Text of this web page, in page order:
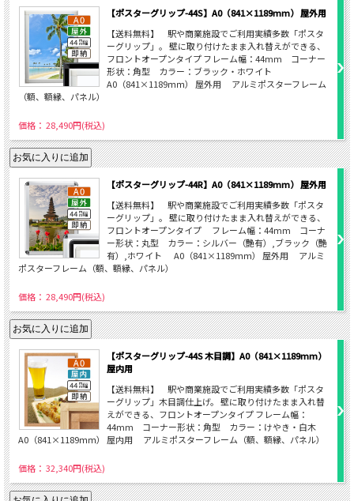
【ポスターグリップ-44S】A0（841×1189mm） 屋外用
【送料無料】 駅や商業施設でご利用実績多数「ポスタ
ーグリップ」。 壁に取り付けたまま入れ替えができる、
フロントオープンタイプ フレーム幅：44mm コーナー
形状：角型 カラー：ブラック・ホワイト
A0（841×1189ｍｍ） 屋外用 アルミポスターフレーム
（額、額縁、パネル）
価格： 28,490円(税込)
【ポスターグリップ-44R】A0（841×1189mm） 屋外用
【送料無料】 駅や商業施設でご利用実績多数「ポスタ
ーグリップ」。 壁に取り付けたまま入れ替えができる、
フロントオープンタイプ フレーム幅：44mm コーナ
ー形状：丸型 カラー：シルバー（艶有）,ブラック（艶
有）,ホワイト A0（841×1189ｍｍ） 屋外用 アルミ
ポスターフレーム（額、額縁、パネル）
価格： 28,490円(税込)
【ポスターグリップ-44S 木目調】A0（841×1189mm）
屋内用
【送料無料】 駅や商業施設でご利用実績多数「ポスタ
ーグリップ」木目調仕上げ。 壁に取り付けたまま入れ替
えができる、フロントオープンタイプ フレーム幅：
44mm コーナー形状：角型 カラー：けやき・白木
A0（841×1189ｍｍ） 屋内用 アルミポスターフレーム（額、額縁、パネル）
価格： 32,340円(税込)